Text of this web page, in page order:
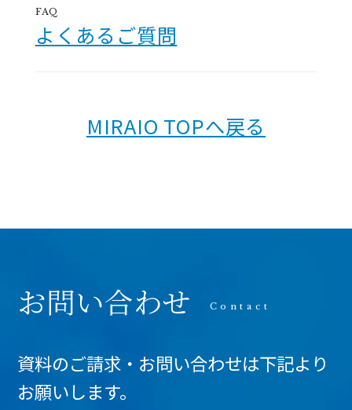
FAQ
よくあるご質問
MIRAIO TOPへ戻る
お問い合わせ
資料のご請求・お問い合わせは下記より
お願いします。